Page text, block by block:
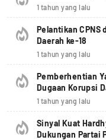
1 tahun yang lalu
Pelantikan CPNS
Daerah ke-18
1 tahun yang lalu
Pemberhentian
Dugaan Korupsi
1 tahun yang lalu
Sinyal Kuat
Dukungan Partai